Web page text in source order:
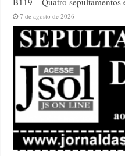
7 de agosto de 2026